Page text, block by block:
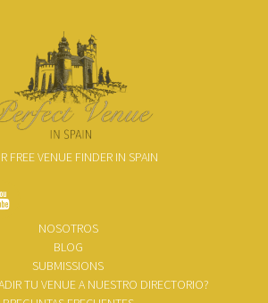
FREE VENUE FINDER IN SPAIN
NOSOTROS
BLOG
SUBMISSIONS
TU VENUE A NUESTRO DIRECTORIO?